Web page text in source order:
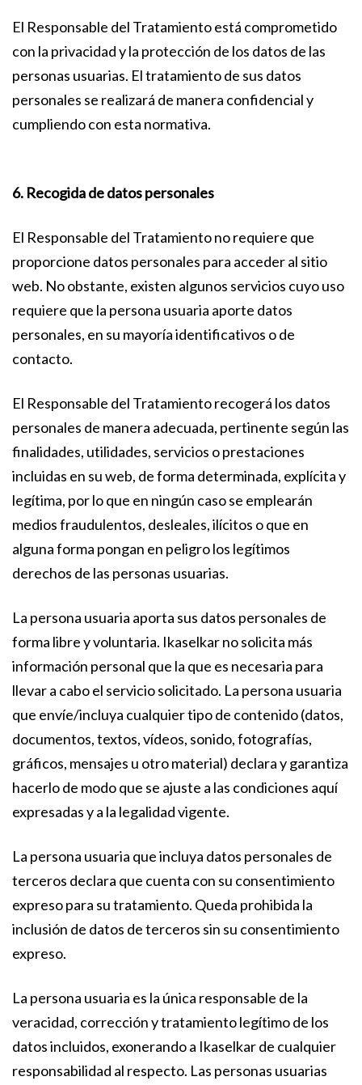
El Responsable del Tratamiento está comprometido
con la privacidad y la protección de los datos de las
personas usuarias. El tratamiento de sus datos
personales se realizará de manera confidencial y
cumpliendo con esta normativa.
6. Recogida de datos personales
El Responsable del Tratamiento no requiere que
proporcione datos personales para acceder al sitio
web. No obstante, existen algunos servicios cuyo uso
requiere que la persona usuaria aporte datos
personales, en su mayoría identificativos o de
contacto.
El Responsable del Tratamiento recogerá los datos
personales de manera adecuada, pertinente según las
finalidades, utilidades, servicios o prestaciones
incluidas en su web, de forma determinada, explícita y
legítima, por lo que en ningún caso se emplearán
medios fraudulentos, desleales, ilícitos o que en
alguna forma pongan en peligro los legítimos
derechos de las personas usuarias.
La persona usuaria aporta sus datos personales de
forma libre y voluntaria. Ikaselkar no solicita más
información personal que la que es necesaria para
llevar a cabo el servicio solicitado. La persona usuaria
que envíe/incluya cualquier tipo de contenido (datos,
documentos, textos, vídeos, sonido, fotografías,
gráficos, mensajes u otro material) declara y garantiza
hacerlo de modo que se ajuste a las condiciones aquí
expresadas y a la legalidad vigente.
La persona usuaria que incluya datos personales de
terceros declara que cuenta con su consentimiento
expreso para su tratamiento. Queda prohibida la
inclusión de datos de terceros sin su consentimiento
expreso.
La persona usuaria es la única responsable de la
veracidad, corrección y tratamiento legítimo de los
datos incluidos, exonerando a Ikaselkar de cualquier
responsabilidad al respecto. Las personas usuarias